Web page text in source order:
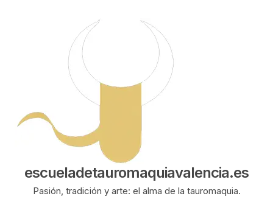
escueladetauromaquiavalencia.es
Pasión, tradición y arte: el alma de la tauromaquia.